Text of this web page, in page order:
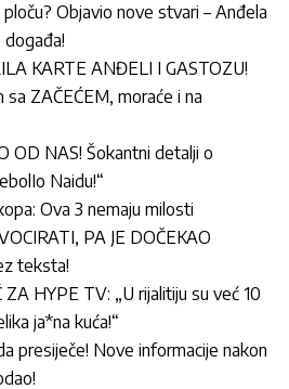
Objavio nove stvari – Anđela
događa!
KARTE ANĐELI I GASTOZU!
ZAČEĆEM, moraće i na
OD NAS! Šokantni detalji o
Naidu!“
Ova 3 nemaju milosti
PA JE DOČEKAO
teksta!
HYPE TV: „U rijalitiju su već 10
ja*na kuća!“
presiječe! Nove informacije nakon